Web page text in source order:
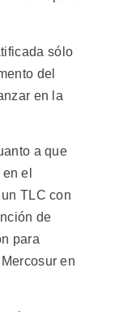
sólo
del
en la
a que
el
TLC con
de
para
en